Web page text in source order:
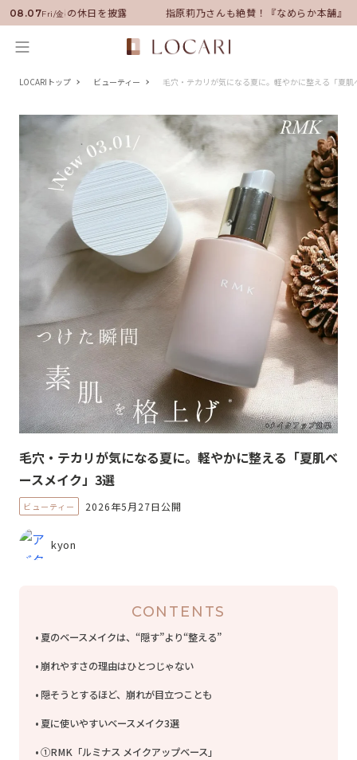
08.07Fri/金
任！いい男の休日を披露 指原莉乃さんも絶賛！『なめらか本舗』保
LOCARIトップ ビューティー 毛穴・テカリが気になる夏に。軽やかに整える「夏
毛穴・テカリが気になる夏に。軽やかに整える「夏肌ベ
ースメイク」3選
ビューティー 2026年5月27日公開
kyon
CONTENTS
夏のベースメイクは、“隠す”より“整える”
崩れやすさの理由はひとつじゃない
隠そうとするほど、崩れが目立つことも
夏に使いやすいベースメイク3選
①RMK「ルミナス メイクアップベース」